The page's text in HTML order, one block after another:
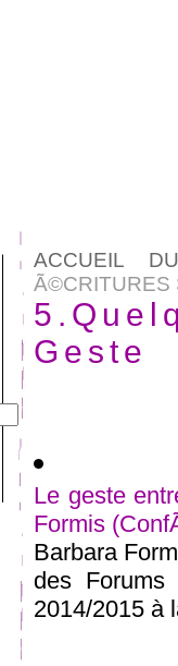
ACCUEIL
Ã©CRITURES
Geste
Le geste
Formis
Barbara
des
2014/2015 à